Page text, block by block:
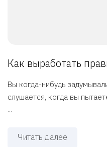
Как выработать
Вы когда-нибудь
слушается, когда вы
...
Читать далее